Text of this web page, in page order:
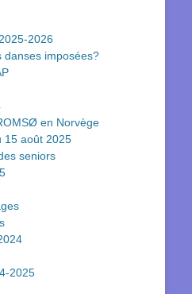
2026
danses imposées?
en Norvège
15 août 2025
seniors
2025